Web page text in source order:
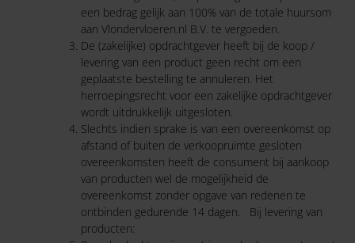
een bedrag gelijk aan 100% van de totale huursom
aan Vlondervloeren.nl B.V. te vergoeden.
De (zakelijke) opdrachtgever heeft bij de koop /
levering van een product geen recht om een
geplaatste bestelling te annuleren. Het
herroepingsrecht voor een zakelijke opdrachtgever
wordt uitdrukkelijk uitgesloten.
Slechts indien sprake is van een overeenkomst op
afstand of buiten de verkoopruimte gesloten
overeenkomsten heeft de consument bij aankoop
van producten wel de mogelijkheid de
overeenkomst zonder opgave van redenen te
ontbinden gedurende 14 dagen. Bij levering van
producten: